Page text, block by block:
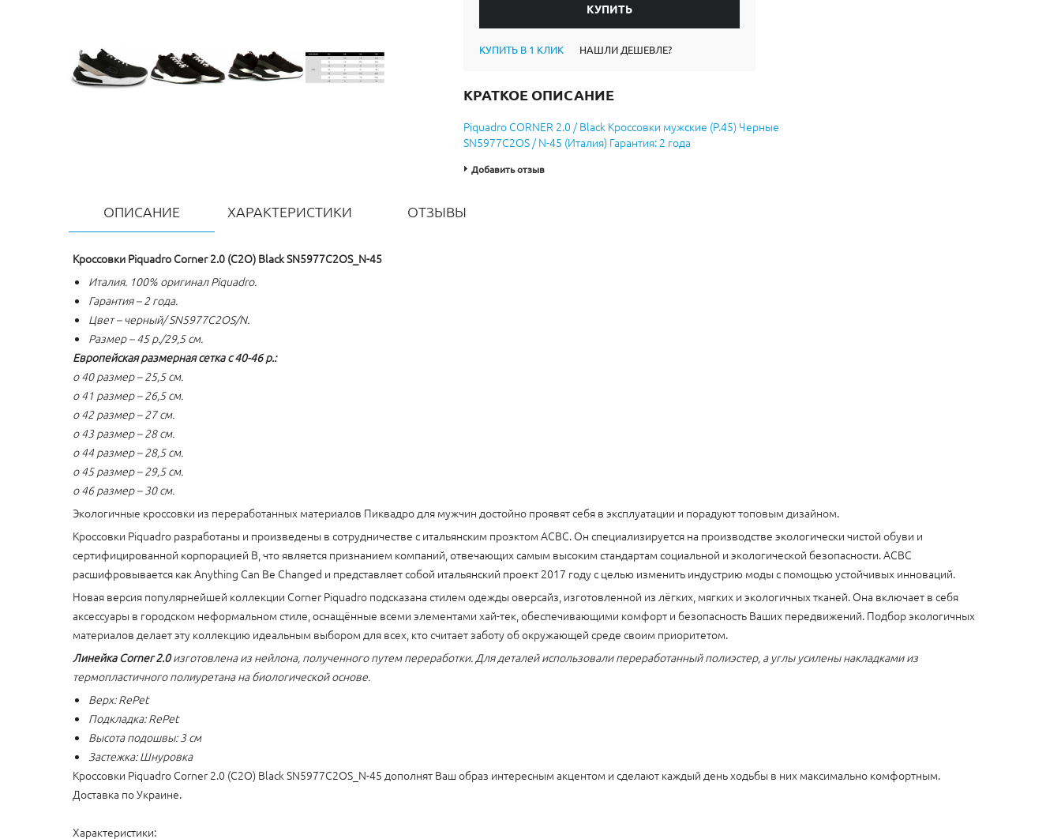
КУПИТЬ В 1 КЛИК НАШЛИ ДЕШЕВЛЕ?
КРАТКОЕ ОПИСАНИЕ
Piquadro CORNER 2.0 / Black Кроссовки мужские (Р.45) Черные
SN5977C2OS / N-45 (Италия) Гарантия: 2 года
Добавить отзыв
ОПИСАНИЕ ХАРАКТЕРИСТИКИ ОТЗЫВЫ
Кроссовки Piquadro Corner 2.0 (C2O) Black SN5977C2OS_N-45
Италия. 100% оригинал Piquadro.
Гарантия – 2 года.
Цвет – черный/ SN5977C2OS/N.
Размер – 45 р./29,5 см.
Европейская размерная сетка с 40-46 р.:
o 40 размер – 25,5 см.
o 41 размер – 26,5 см.
o 42 размер – 27 см.
o 43 размер – 28 см.
o 44 размер – 28,5 см.
o 45 размер – 29,5 см.
o 46 размер – 30 см.
Экологичные кроссовки из переработанных материалов Пиквадро для мужчин достойно проявят себя в эксплуатации и порадуют топовым дизайном.
Кроссовки Piquadro разработаны и произведены в сотрудничестве с итальянским проэктом ACBC. Он специализируется на производстве экологически чистой обуви и
сертифицированной корпорацией B, что является признанием компаний, отвечающих самым высоким стандартам социальной и экологической безопасности. ACBC
расшифровывается как Anything Can Be Changed и представляет собой итальянский проект 2017 году с целью изменить индустрию моды с помощью устойчивых инноваций.
Новая версия популярнейшей коллекции Corner Piquadro подсказана стилем одежды оверсайз, изготовленной из лёгких, мягких и экологичных тканей. Она включает в себя
аксессуары в городском неформальном стиле, оснащённые всеми элементами хай-тек, обеспечивающими комфорт и безопасность Ваших передвижений. Подбор экологичных
материалов делает эту коллекцию идеальным выбором для всех, кто считает заботу об окружающей среде своим приоритетом.
Линейка Corner 2.0изготовлена из нейлона, полученного путем переработки. Для деталей использовали переработанный полиэстер, а углы усилены накладками из
термопластичного полиуретана на биологической основе.
Верх: RePet
Подкладка: RePet
Высота подошвы: 3 см
Застежка: Шнуровка
Кроссовки Piquadro Corner 2.0 (C2O) Black SN5977C2OS_N-45 дополнят Ваш образ интересным акцентом и сделают каждый день ходьбы в них максимально комфортным.
Доставка по Украине.
Характеристики: